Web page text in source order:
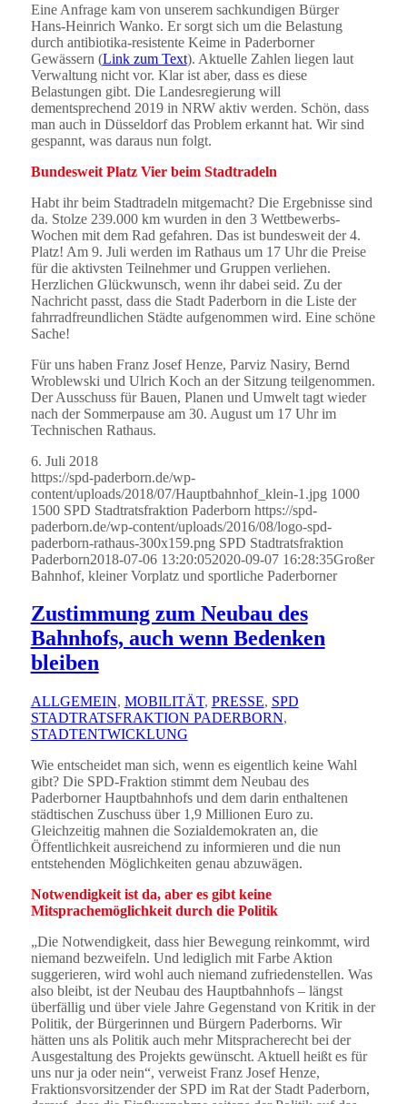
Eine Anfrage kam von unserem sachkundigen Bürger
Hans-Heinrich Wanko. Er sorgt sich um die Belastung
durch antibiotika-resistente Keime in Paderborner
Gewässern (Link zum Text). Aktuelle Zahlen liegen laut
Verwaltung nicht vor. Klar ist aber, dass es diese
Belastungen gibt. Die Landesregierung will
dementsprechend 2019 in NRW aktiv werden. Schön, dass
man auch in Düsseldorf das Problem erkannt hat. Wir sind
gespannt, was daraus nun folgt.
Bundesweit Platz Vier beim Stadtradeln
Habt ihr beim Stadtradeln mitgemacht? Die Ergebnisse sind
da. Stolze 239.000 km wurden in den 3 Wettbewerbs-
Wochen mit dem Rad gefahren. Das ist bundesweit der 4.
Platz! Am 9. Juli werden im Rathaus um 17 Uhr die Preise
für die aktivsten Teilnehmer und Gruppen verliehen.
Herzlichen Glückwunsch, wenn ihr dabei seid. Zu der
Nachricht passt, dass die Stadt Paderborn in die Liste der
fahrradfreundlichen Städte aufgenommen wird. Eine schöne
Sache!
Für uns haben Franz Josef Henze, Parviz Nasiry, Bernd
Wroblewski und Ulrich Koch an der Sitzung teilgenommen.
Der Ausschuss für Bauen, Planen und Umwelt tagt wieder
nach der Sommerpause am 30. August um 17 Uhr im
Technischen Rathaus.
6. Juli 2018
https://spd-paderborn.de/wp-
content/uploads/2018/07/Hauptbahnhof_klein-1.jpg 1000
1500 SPD Stadtratsfraktion Paderborn https://spd-
paderborn.de/wp-content/uploads/2016/08/logo-spd-
paderborn-rathaus-300x159.png SPD Stadtratsfraktion
Paderborn2018-07-06 13:20:052020-09-07 16:28:35Großer
Bahnhof, kleiner Vorplatz und sportliche Paderborner
Zustimmung zum Neubau des
Bahnhofs, auch wenn Bedenken
bleiben
ALLGEMEIN, MOBILITÄT, PRESSE, SPD
STADTRATSFRAKTION PADERBORN,
STADTENTWICKLUNG
Wie entscheidet man sich, wenn es eigentlich keine Wahl
gibt? Die SPD-Fraktion stimmt dem Neubau des
Paderborner Hauptbahnhofs und dem darin enthaltenen
städtischen Zuschuss über 1,9 Millionen Euro zu.
Gleichzeitig mahnen die Sozialdemokraten an, die
Öffentlichkeit ausreichend zu informieren und die nun
entstehenden Möglichkeiten genau abzuwägen.
Notwendigkeit ist da, aber es gibt keine
Mitsprachemöglichkeit durch die Politik
„Die Notwendigkeit, dass hier Bewegung reinkommt, wird
niemand bezweifeln. Und lediglich mit Farbe Aktion
suggerieren, wird wohl auch niemand zufriedenstellen. Was
also bleibt, ist der Neubau des Hauptbahnhofs – längst
überfällig und über viele Jahre Gegenstand von Kritik in der
Politik, der Bürgerinnen und Bürgern Paderborns. Wir
hätten uns als Politik auch mehr Mitspracherecht bei der
Ausgestaltung des Projekts gewünscht. Aktuell heißt es für
uns nur ja oder nein“, verweist Franz Josef Henze,
Fraktionsvorsitzender der SPD im Rat der Stadt Paderborn,